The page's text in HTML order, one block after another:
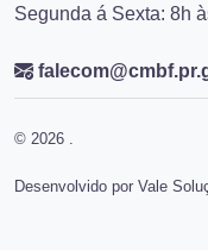
Segunda á Sexta: 8h
© 2026 .
Desenvolvido por Vale